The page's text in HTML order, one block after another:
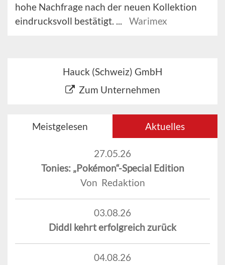
hohe Nachfrage nach der neuen Kollektion
eindrucksvoll bestätigt. ...
Warimex
Hauck (Schweiz) GmbH
Zum Unternehmen
Meistgelesen Aktuelles
27.05.26
Tonies: „Pokémon“-Special Edition
Von Redaktion
03.08.26
Diddl kehrt erfolgreich zurück
04.08.26